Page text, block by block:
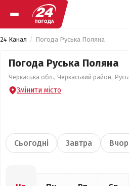
24 Канал Погода Руська Поляна
Погода Руська Поляна
Черкаська обл., Черкаський район,
Змінити місто
Сьогодні Завтра